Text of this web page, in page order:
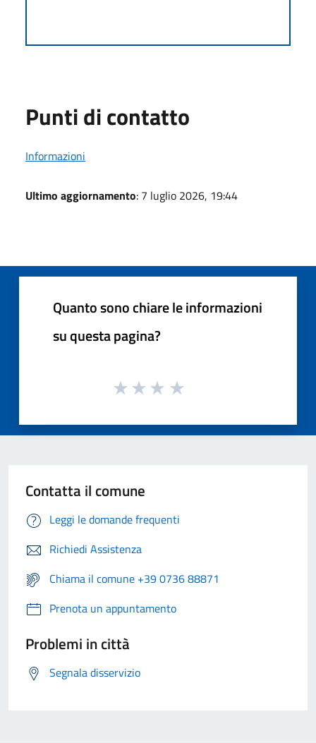
Punti di contatto
Informazioni
Ultimo aggiornamento: 7 luglio 2026, 19:44
Quanto sono chiare le informazioni
su questa pagina?
Contatta il comune
Leggi le domande frequenti
Richiedi Assistenza
Chiama il comune +39 0736 88871
Prenota un appuntamento
Problemi in città
Segnala disservizio